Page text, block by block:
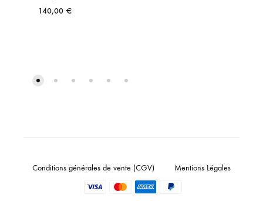
140,00 €
Conditions générales de vente (CGV) Mentions Légales